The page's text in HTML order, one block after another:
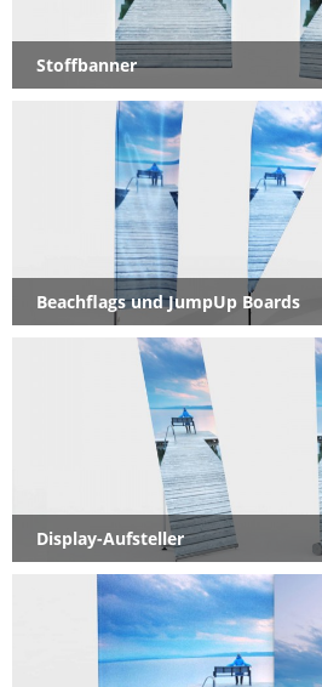
Stoffbanner
Beachflags und JumpUp Boards
Display-Aufsteller